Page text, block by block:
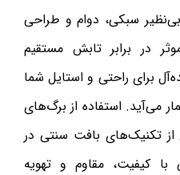
سبکی، دوام و طراحی
در برابر تابش مستقیم
برای راحتی و استایل شما
می‌آید. استفاده از برگ‌های
تکنیک‌های بافت سنتی در
با کیفیت، مقاوم و تهویه